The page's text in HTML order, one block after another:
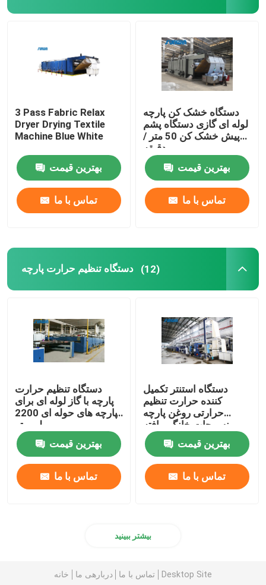
3 Pass Fabric Relax
Dryer Drying Textile
Machine Blue White
بهترین قیمت
تماس با ما
دستگاه خشک کن پارچه
لوله ای گازی دستگاه پشم
پیش خشک کن 50 متر /
دقیقه
بهترین قیمت
تماس با ما
دستگاه تنظیم حرارت پارچه (12)
دستگاه تنظیم حرارت
پارچه با گاز لوله ای برای
پارچه های حوله ای 2200
میلی متر
بهترین قیمت
تماس با ما
دستگاه استنتر تکمیل
کننده حرارت تنظیم
حرارتی روغن پارچه
منسوجات خانگی بافته
شده
بهترین قیمت
تماس با ما
بیشتر ببینید
خانه دربارهی ما تماس با ما Desktop Site